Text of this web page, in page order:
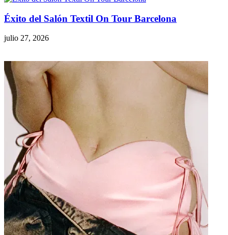
Éxito del Salón Textil On Tour Barcelona
julio 27, 2026